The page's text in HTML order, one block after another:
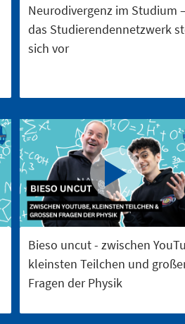
Neurodivergenz im Studium –
das Studierendennetzwerk
sich vor
Bieso uncut - zwischen
kleinsten Teilchen und
Fragen der Physik